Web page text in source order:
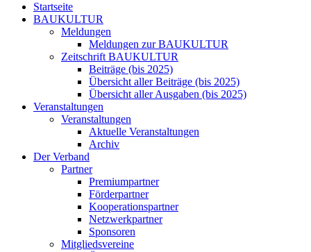
Startseite
BAUKULTUR
Meldungen
Meldungen zur BAUKULTUR
Zeitschrift BAUKULTUR
Beiträge (bis 2025)
Übersicht aller Beiträge (bis 2025)
Übersicht aller Ausgaben (bis 2025)
Veranstaltungen
Veranstaltungen
Aktuelle Veranstaltungen
Archiv
Der Verband
Partner
Premiumpartner
Förderpartner
Kooperationspartner
Netzwerkpartner
Sponsoren
Mitgliedsvereine